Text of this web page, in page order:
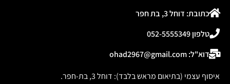
כתובת: דוחל 3, בת חפר
טלפון 052-5555349
דוא"ל: ohad2967@gmail.com
איסוף עצמי (בתיאום מראש בלבד): דוחל 3, בת-חפר.